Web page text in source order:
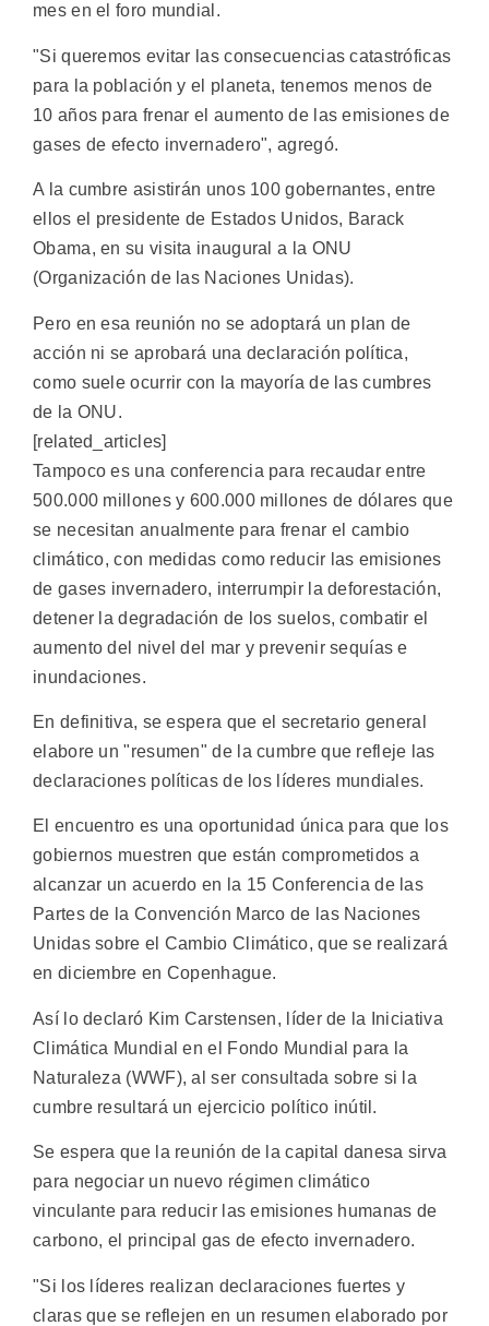
mes en el foro mundial.
"Si queremos evitar las consecuencias catastróficas
para la población y el planeta, tenemos menos de
10 años para frenar el aumento de las emisiones de
gases de efecto invernadero", agregó.
A la cumbre asistirán unos 100 gobernantes, entre
ellos el presidente de Estados Unidos, Barack
Obama, en su visita inaugural a la ONU
(Organización de las Naciones Unidas).
Pero en esa reunión no se adoptará un plan de
acción ni se aprobará una declaración política,
como suele ocurrir con la mayoría de las cumbres
de la ONU.
[related_articles]
Tampoco es una conferencia para recaudar entre
500.000 millones y 600.000 millones de dólares que
se necesitan anualmente para frenar el cambio
climático, con medidas como reducir las emisiones
de gases invernadero, interrumpir la deforestación,
detener la degradación de los suelos, combatir el
aumento del nivel del mar y prevenir sequías e
inundaciones.
En definitiva, se espera que el secretario general
elabore un "resumen" de la cumbre que refleje las
declaraciones políticas de los líderes mundiales.
El encuentro es una oportunidad única para que los
gobiernos muestren que están comprometidos a
alcanzar un acuerdo en la 15 Conferencia de las
Partes de la Convención Marco de las Naciones
Unidas sobre el Cambio Climático, que se realizará
en diciembre en Copenhague.
Así lo declaró Kim Carstensen, líder de la Iniciativa
Climática Mundial en el Fondo Mundial para la
Naturaleza (WWF), al ser consultada sobre si la
cumbre resultará un ejercicio político inútil.
Se espera que la reunión de la capital danesa sirva
para negociar un nuevo régimen climático
vinculante para reducir las emisiones humanas de
carbono, el principal gas de efecto invernadero.
"Si los líderes realizan declaraciones fuertes y
claras que se reflejen en un resumen elaborado por